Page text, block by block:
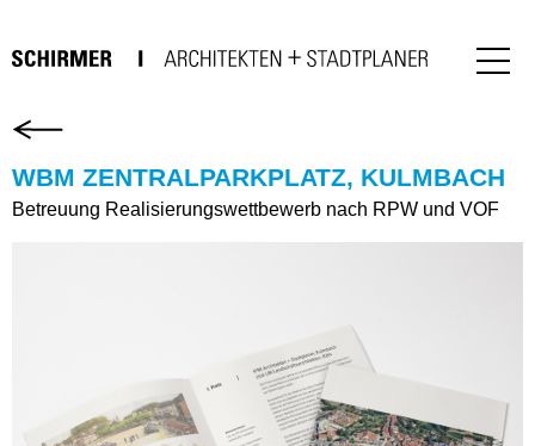
WBM ZENTRALPARKPLATZ, KULMBACH
Betreuung Realisierungswettbewerb nach RPW und VOF